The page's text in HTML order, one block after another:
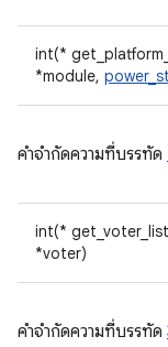
int(*
*module,
คําจํากัดความที่บรรทัด
int(*
*voter)
คําจํากัดความที่บรรทัด